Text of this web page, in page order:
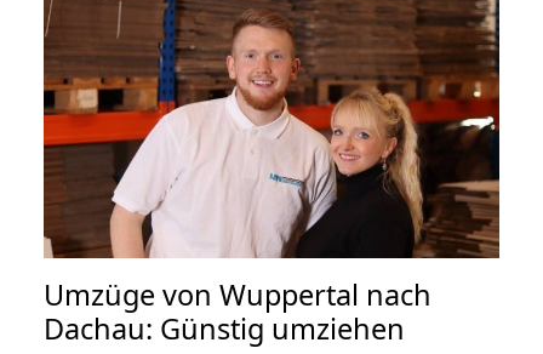
Umzüge von Wuppertal nach
Dachau: Günstig umziehen